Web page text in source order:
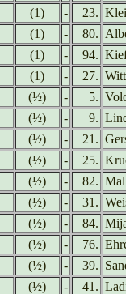
(1) - 23.
(1) - 80.
(1) - 94.
(1) - 27.
(½) - 5.
(½) - 9.
(½) - 21.
(½) - 25.
(½) - 82.
(½) - 31.
(½) - 84.
(½) - 76.
(½) - 39.
(½) - 41.